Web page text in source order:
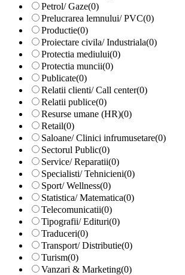
Petrol/ Gaze(0)
Prelucrarea lemnului/ PVC(0)
Productie(0)
Proiectare civila/ Industriala(0)
Protectia mediului(0)
Protectia muncii(0)
Publicate(0)
Relatii clienti/ Call center(0)
Relatii publice(0)
Resurse umane (HR)(0)
Retail(0)
Saloane/ Clinici infrumusetare(0)
Sectorul Public(0)
Service/ Reparatii(0)
Specialisti/ Tehnicieni(0)
Sport/ Wellness(0)
Statistica/ Matematica(0)
Telecomunicatii(0)
Tipografii/ Edituri(0)
Traduceri(0)
Transport/ Distributie(0)
Turism(0)
Vanzari & Marketing(0)